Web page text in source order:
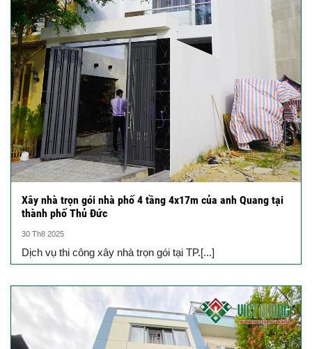
Xây nhà trọn gói nhà phố 4 tầng 4x17m của anh Quang tại
thành phố Thủ Đức
30 Th8 2025
Dịch vụ thi công xây nhà trọn gói tại TP.[...]